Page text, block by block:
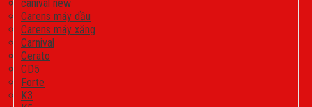
canival new
Carens máy dầu
Carens máy xăng
Carnival
Cerato
CD5
Forte
K3